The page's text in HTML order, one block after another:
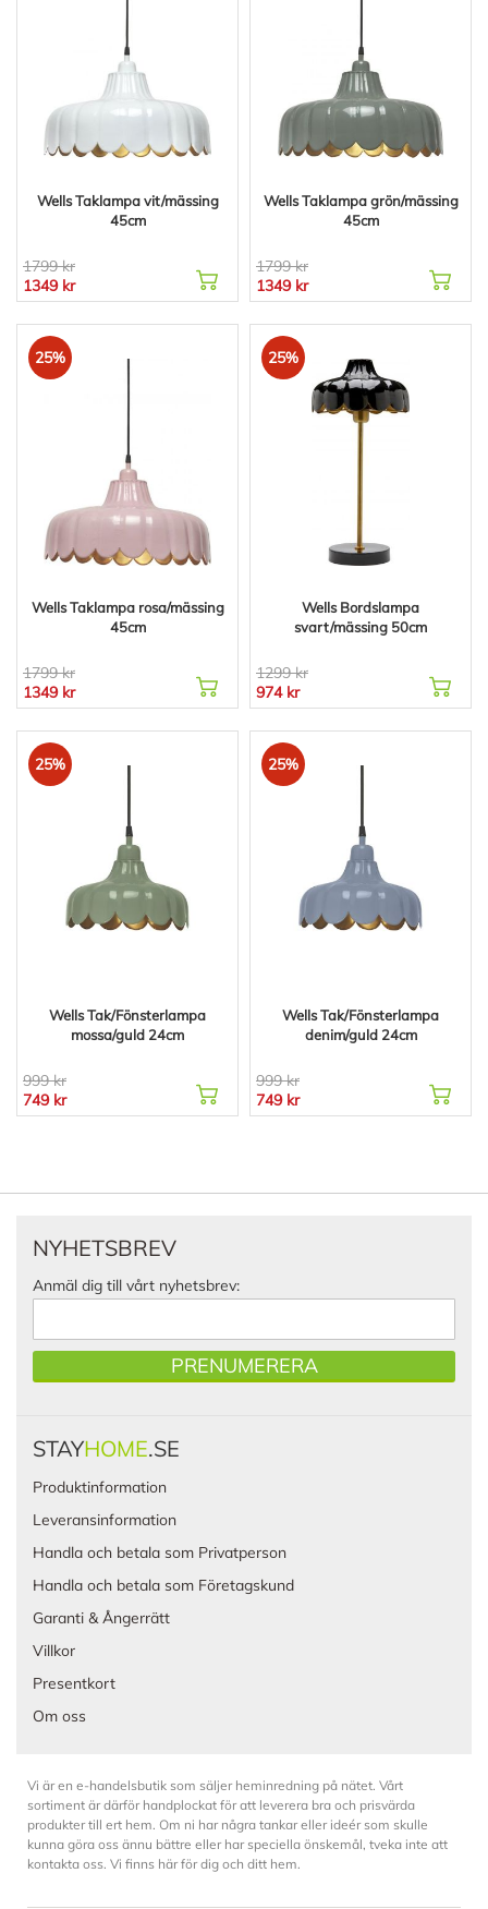
Wells Taklampa vit/mässing
45cm
1799 kr
1349 kr
Wells Taklampa grön/mässing
45cm
1799 kr
1349 kr
25%
Wells Taklampa rosa/mässing
45cm
1799 kr
1349 kr
25%
Wells Bordslampa
svart/mässing 50cm
1299 kr
974 kr
25%
Wells Tak/Fönsterlampa
mossa/guld 24cm
999 kr
749 kr
25%
Wells Tak/Fönsterlampa
denim/guld 24cm
999 kr
749 kr
NYHETSBREV
Anmäl dig till vårt nyhetsbrev:
PRENUMERERA
STAYHOME.SE
Produktinformation
Leveransinformation
Handla och betala som Privatperson
Handla och betala som Företagskund
Garanti & Ångerrätt
Villkor
Presentkort
Om oss
Vi är en e-handelsbutik som säljer heminredning på nätet. Vårt
sortiment är därför handplockat för att leverera bra och prisvärda
produkter till ert hem. Om ni har några tankar eller ideér som skulle
kunna göra oss ännu bättre eller har speciella önskemål, tveka inte att
kontakta oss. Vi finns här för dig och ditt hem.